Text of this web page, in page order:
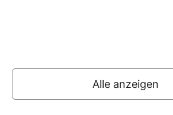
Alle anzeigen